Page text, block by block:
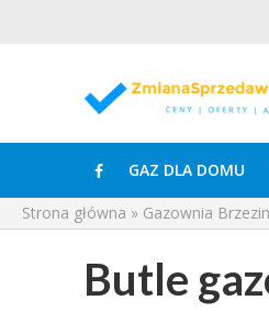
GAZ DLA DOMU
Strona główna » Gazownia
Butle